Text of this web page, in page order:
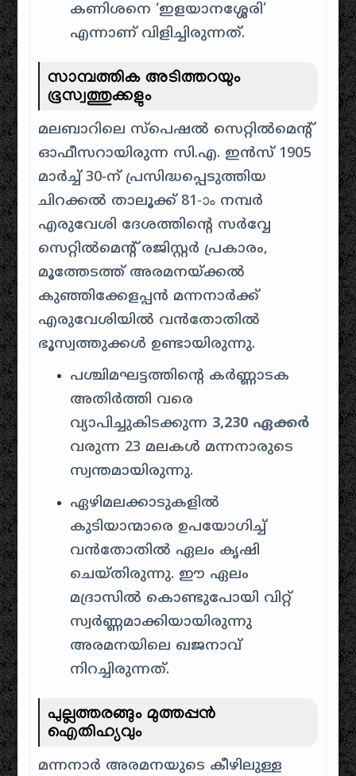
കണിശനെ ‘ഇളയാനശ്ശേരി’
എന്നാണ് വിളിച്ചിരുന്നത്.
സാമ്പത്തിക അടിത്തറയും
ഭൂസ്വത്തുക്കളും
മലബാറിലെ സ്പെഷൽ സെറ്റിൽമെന്റ്
ഓഫീസറായിരുന്ന സി.എ. ഇൻസ് 1905
മാർച്ച് 30-ന് പ്രസിദ്ധപ്പെടുത്തിയ
ചിറക്കൽ താലൂക്ക് 81-ാം നമ്പർ
എരുവേശി ദേശത്തിന്റെ സർവ്വേ
സെറ്റിൽമെന്റ് രജിസ്റ്റർ പ്രകാരം,
മൂത്തേടത്ത് അരമനയ്ക്കൽ
കുഞ്ഞിക്കേളപ്പൻ മന്നനാർക്ക്
എരുവേശിയിൽ വൻതോതിൽ
ഭൂസ്വത്തുക്കൾ ഉണ്ടായിരുന്നു.
പശ്ചിമഘട്ടത്തിന്റെ കർണ്ണാടക
അതിർത്തി വരെ
വ്യാപിച്ചുകിടക്കുന്ന 3,230 ഏക്കർ
വരുന്ന 23 മലകൾ മന്നനാരുടെ
സ്വന്തമായിരുന്നു.
ഏഴിമലക്കാടുകളിൽ
കുടിയാന്മാരെ ഉപയോഗിച്ച്
വൻതോതിൽ ഏലം കൃഷി
ചെയ്തിരുന്നു. ഈ ഏലം
മദ്രാസിൽ കൊണ്ടുപോയി വിറ്റ്
സ്വർണ്ണമാക്കിയായിരുന്നു
അരമനയിലെ ഖജനാവ്
നിറച്ചിരുന്നത്.
പുല്ലത്തരങ്ങും മുത്തപ്പൻ
ഐതിഹ്യവും
മന്നനാർ അരമനയുടെ കീഴിലുള്ള